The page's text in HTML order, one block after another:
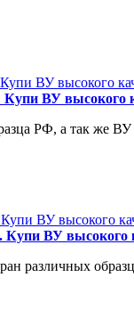
ВУ высокого
РФ, а так же
ВУ высокого
различных